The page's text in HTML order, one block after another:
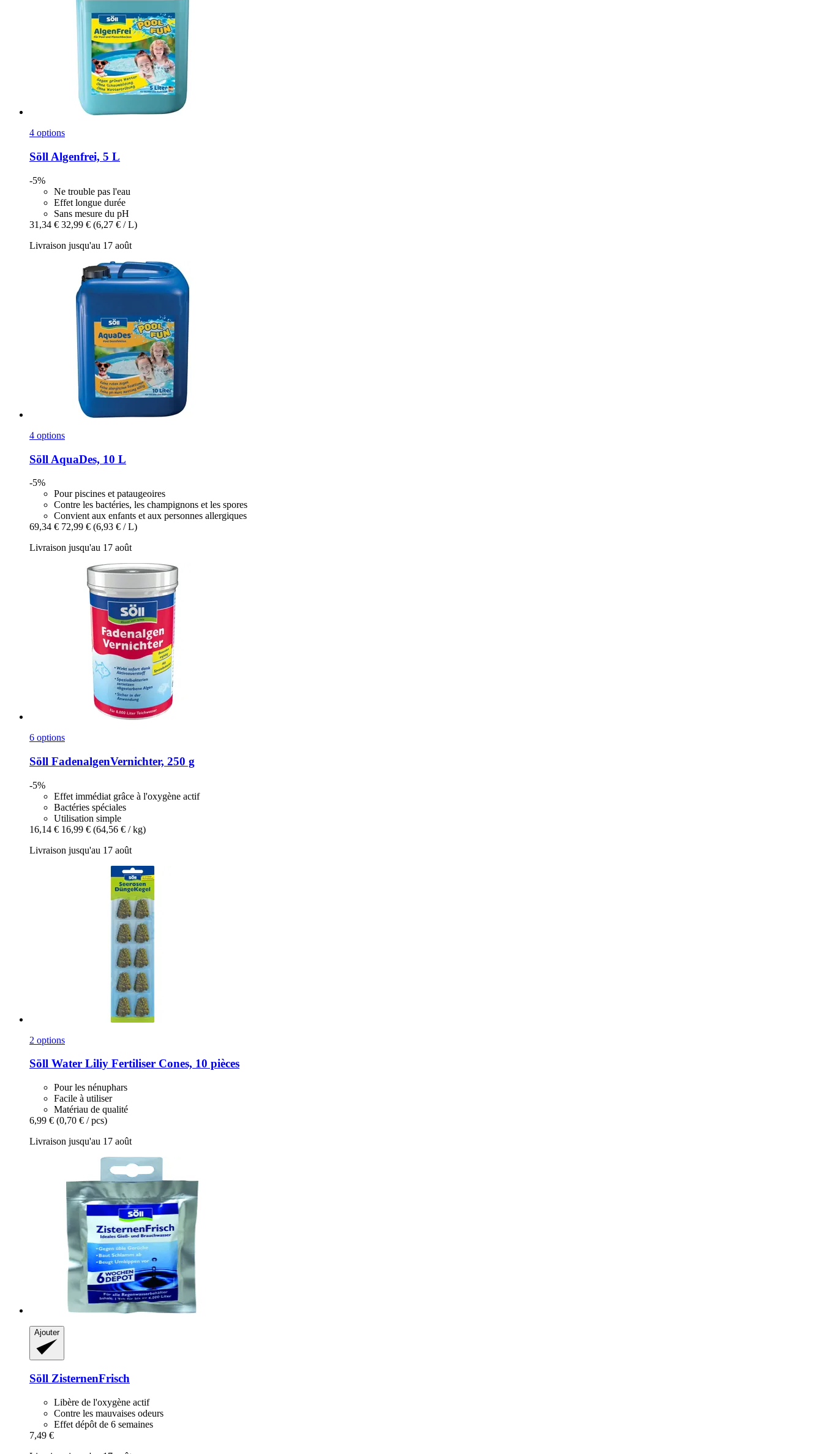
4 options
Söll Algenfrei, 5 L
-5%
Ne trouble pas l'eau
Effet longue durée
Sans mesure du pH
31,34 € 32,99 € (6,27 € / L)
Livraison jusqu'au 17 août
4 options
Söll AquaDes, 10 L
-5%
Pour piscines et pataugeoires
Contre les bactéries, les champignons et les spores
Convient aux enfants et aux personnes allergiques
69,34 € 72,99 € (6,93 € / L)
Livraison jusqu'au 17 août
6 options
Söll FadenalgenVernichter, 250 g
-5%
Effet immédiat grâce à l'oxygène actif
Bactéries spéciales
Utilisation simple
16,14 € 16,99 € (64,56 € / kg)
Livraison jusqu'au 17 août
2 options
Söll Water Liliy Fertiliser Cones, 10 pièces
Pour les nénuphars
Facile à utiliser
Matériau de qualité
6,99 € (0,70 € / pcs)
Livraison jusqu'au 17 août
Ajouter
Söll ZisternenFrisch
Libère de l'oxygène actif
Contre les mauvaises odeurs
Effet dépôt de 6 semaines
7,49 €